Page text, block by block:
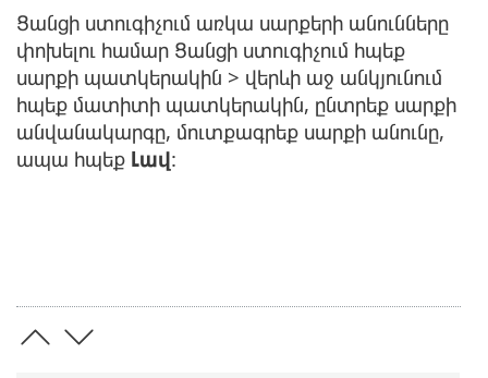
Ցանցի ստուգիչում առկա սարքերի անունները
փոխելու համար Ցանցի ստուգիչում հպեք
սարքի պատկերակին > վերևի աջ անկյունում
հպեք մատիտի պատկերակին, ընտրեք սարքի
անվանակարգը, մուտքագրեք սարքի անունը,
ապա հպեք Լավ: